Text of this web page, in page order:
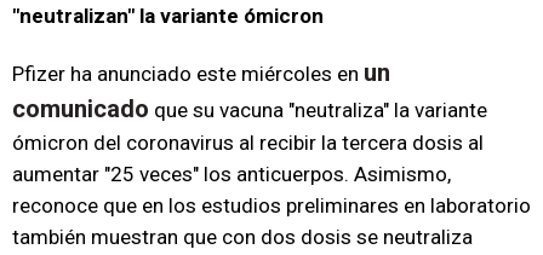
"neutralizan" la variante ómicron
Pfizer ha anunciado este miércoles en un
comunicado que su vacuna "neutraliza" la variante
ómicron del coronavirus al recibir la tercera dosis al
aumentar "25 veces" los anticuerpos. Asimismo,
reconoce que en los estudios preliminares en laboratorio
también muestran que con dos dosis se neutraliza